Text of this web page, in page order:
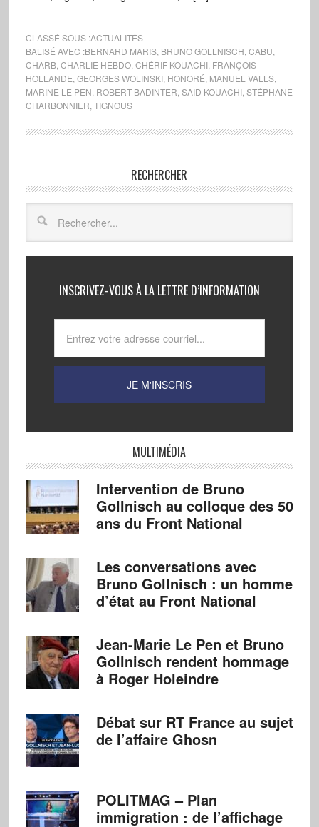
CLASSÉ SOUS :ACTUALITÉS
BALISÉ AVEC :BERNARD MARIS, BRUNO GOLLNISCH CABU
CHARB, CHARLIE HEBDO, CHÉRIF KOUACHI, FRANÇOIS
HOLLANDE GEORGES WOLINSKI, HONORÉ MANUEL VALLS,
MARINE LE PEN ROBERT BADINTER SAID KOUACHI, STÉPHANE
CHARBONNIER TIGNOUS
RECHERCHER
INSCRIVEZ-VOUS À LA LETTRE D’INFORMATION
MULTIMÉDIA
Intervention de Bruno
Gollnisch au colloque des 50
ans du Front National
Les conversations avec
Bruno Gollnisch : un homme
d’état au Front National
Jean-Marie Le Pen et Bruno
Gollnisch rendent hommage
à Roger Holeindre
Débat sur RT France au sujet
de l’affaire Ghosn
POLITMAG – Plan
immigration : de l’affichage